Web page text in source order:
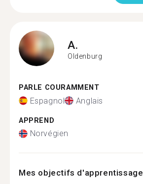
A.
Oldenburg
PARLE COURAMMENT
Espagnol Anglais
APPREND
Norvégien
Mes objectifs d'apprentissage